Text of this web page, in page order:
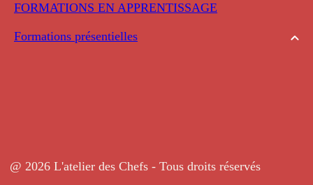
FORMATIONS EN APPRENTISSAGE
Formations présentielles
@ 2026 L'atelier des Chefs - Tous droits réservés